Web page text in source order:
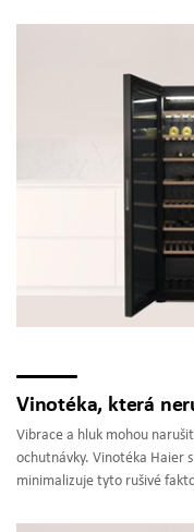
Vinotéka, která
Vibrace a hluk mohou
ochutnávky. Vinotéka Haier
minimalizuje tyto rušivé